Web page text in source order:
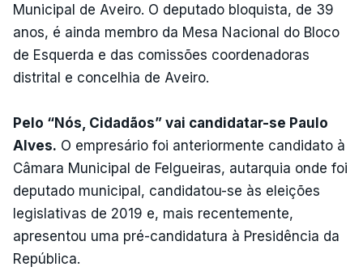
Municipal de Aveiro. O deputado bloquista, de 39
anos, é ainda membro da Mesa Nacional do Bloco
de Esquerda e das comissões coordenadoras
distrital e concelhia de Aveiro.
Pelo “Nós, Cidadãos” vai candidatar-se Paulo
Alves. O empresário foi anteriormente candidato à
Câmara Municipal de Felgueiras, autarquia onde foi
deputado municipal, candidatou-se às eleições
legislativas de 2019 e, mais recentemente,
apresentou uma pré-candidatura à Presidência da
República.